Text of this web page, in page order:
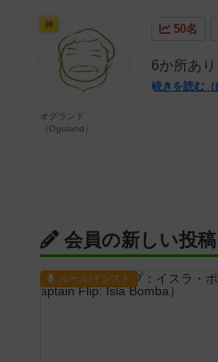
50名
6か所あ
続きを読む（
神
オグランド
（Oguland）
会員の新しい投稿
ルール/インスト